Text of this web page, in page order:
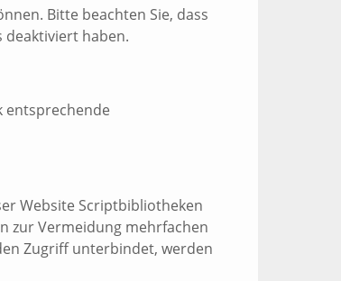
Bitte beachten Sie, dass
deaktiviert haben.
entsprechende
Website Scriptbibliotheken
zur Vermeidung mehrfachen
Zugriff unterbindet, werden